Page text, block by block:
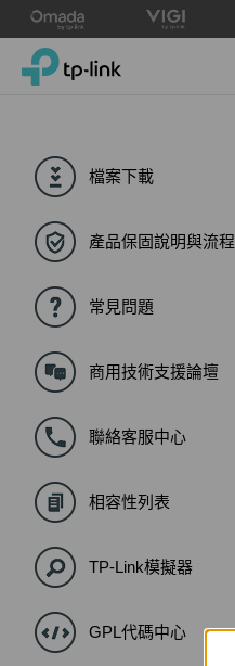
TP-Link, Reliably Smart
檔案下載
產品保固說明與流程
常見問題
商用技術支援論壇
聯絡客服中心
相容性列表
TP-Link模擬器
GPL代碼中心